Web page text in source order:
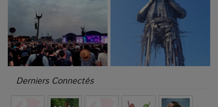
Derniers Connectés